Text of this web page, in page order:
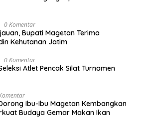
0 Komentar
Bupati Magetan Terima
Kehutanan Jatim
0 Komentar
Atlet Pencak Silat Turnamen
Ibu-Ibu Magetan Kembangkan
Budaya Gemar Makan Ikan